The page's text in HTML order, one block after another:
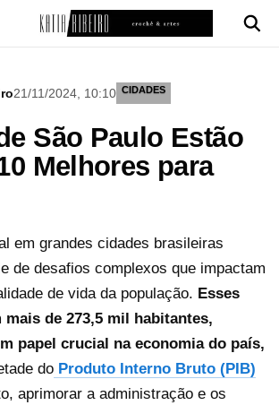
21/11/2024, 10:10 CIDADES
São Paulo Estão
Melhores para
em grandes cidades brasileiras
de desafios complexos que impactam
de vida da população. Esses
de 273,5 mil habitantes,
papel crucial na economia do país,
do Produto Interno Bruto (PIB)
aprimorar a administração e os